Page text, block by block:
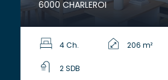
6000 CHARLEROI
4 Ch. 206 m²
2 SDB